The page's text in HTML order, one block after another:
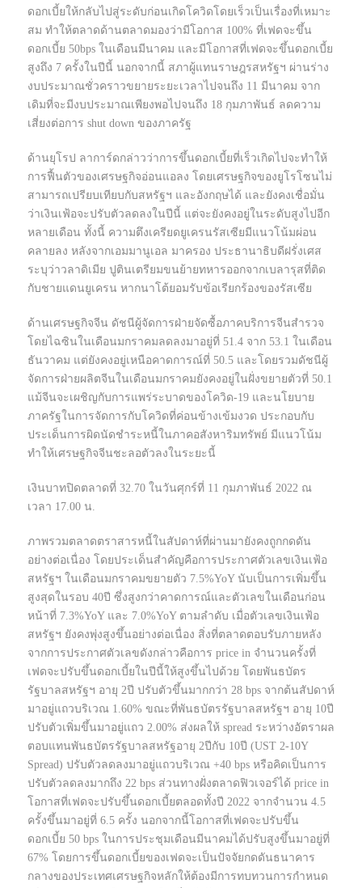
ดอกเบี้ยให้กลับไปสู่ระดับก่อนเกิดโควิดโดยเร็วเป็นเรื่องที่เหมาะ
สม ทำให้ตลาดด้านตลาดมองว่ามีโอกาส 100% ที่เฟดจะขึ้น
ดอกเบี้ย 50bps ในเดือนมีนาคม และมีโอกาสที่เฟดจะขึ้นดอกเบี้ย
สูงถึง 7 ครั้งในปีนี้ นอกจากนี้ สภาผู้แทนราษฎรสหรัฐฯ ผ่านร่าง
งบประมาณชั่วคราวขยายระยะเวลาไปจนถึง 11 มีนาคม จาก
เดิมที่จะมีงบประมาณเพียงพอไปจนถึง 18 กุมภาพันธ์ ลดความ
เสี่ยงต่อการ shut down ของภาครัฐ
ด้านยุโรป ลาการ์ดกล่าวว่าการขึ้นดอกเบี้ยที่เร็วเกิดไปจะทำให้
การฟื้นตัวของเศรษฐกิจอ่อนแอลง โดยเศรษฐกิจของยูโรโซนไม่
สามารถเปรียบเทียบกับสหรัฐฯ และอังกฤษได้ และยังคงเชื่อมั่น
ว่าเงินเฟ้อจะปรับตัวลดลงในปีนี้ แต่จะยังคงอยู่ในระดับสูงไปอีก
หลายเดือน ทั้งนี้ ความตึงเครียดยูเครนรัสเซียมีแนวโน้มผ่อน
คลายลง หลังจากเอมมานูเอล มาครอง ประธานาธิบดีฝรั่งเศส
ระบุว่าวลาดิเมีย ปูตินเตรียมขนย้ายทหารออกจากเบลารุสที่ติด
กับชายแดนยูเครน หากนาโต้ยอมรับข้อเรียกร้องของรัสเซีย
ด้านเศรษฐกิจจีน ดัชนีผู้จัดการฝ่ายจัดซื้อภาคบริการจีนสำรวจ
โดยไฉซินในเดือนมกราคมลดลงมาอยู่ที่ 51.4 จาก 53.1 ในเดือน
ธันวาคม แต่ยังคงอยู่เหนือคาดการณ์ที่ 50.5 และโดยรวมดัชนีผู้
จัดการฝ่ายผลิตจีนในเดือนมกราคมยังคงอยู่ในฝั่งขยายตัวที่ 50.1
แม้จีนจะเผชิญกับการแพร่ระบาดของโควิด-19 และนโยบาย
ภาครัฐในการจัดการกับโควิดที่ค่อนข้างเข้มงวด ประกอบกับ
ประเด็นการผิดนัดชำระหนี้ในภาคอสังหาริมทรัพย์ มีแนวโน้ม
ทำให้เศรษฐกิจจีนชะลอตัวลงในระยะนี้
เงินบาทปิดตลาดที่ 32.70 ในวันศุกร์ที่ 11 กุมภาพันธ์ 2022 ณ
เวลา 17.00 น.
ภาพรวมตลาดตราสารหนี้ในสัปดาห์ที่ผ่านมายังคงถูกกดดัน
อย่างต่อเนื่อง โดยประเด็นสำคัญคือการประกาศตัวเลขเงินเฟ้อ
สหรัฐฯ ในเดือนมกราคมขยายตัว 7.5%YoY นับเป็นการเพิ่มขึ้น
สูงสุดในรอบ 40ปี ซึ่งสูงกว่าคาดการณ์และตัวเลขในเดือนก่อน
หน้าที่ 7.3%YoY และ 7.0%YoY ตามลำดับ เมื่อตัวเลขเงินเฟ้อ
สหรัฐฯ ยังคงพุ่งสูงขึ้นอย่างต่อเนื่อง สิ่งที่ตลาดตอบรับภายหลัง
จากการประกาศตัวเลขดังกล่าวคือการ price in จำนวนครั้งที่
เฟดจะปรับขึ้นดอกเบี้ยในปีนี้ให้สูงขึ้นไปด้วย โดยพันธบัตร
รัฐบาลสหรัฐฯ อายุ 2ปี ปรับตัวขึ้นมากกว่า 28 bps จากต้นสัปดาห์
มาอยู่แถวบริเวณ 1.60% ขณะที่พันธบัตรรัฐบาลสหรัฐฯ อายุ 10ปี
ปรับตัวเพิ่มขึ้นมาอยู่แถว 2.00% ส่งผลให้ spread ระหว่างอัตราผล
ตอบแทนพันธบัตรรัฐบาลสหรัฐอายุ 2ปีกับ 10ปี (UST 2-10Y
Spread) ปรับตัวลดลงมาอยู่แถวบริเวณ +40 bps หรือคิดเป็นการ
ปรับตัวลดลงมากถึง 22 bps ส่วนทางฝั่งตลาดฟิวเจอร์ได้ price in
โอกาสที่เฟดจะปรับขึ้นดอกเบี้ยตลอดทั้งปี 2022 จากจำนวน 4.5
ครั้งขึ้นมาอยู่ที่ 6.5 ครั้ง นอกจากนี้โอกาสที่เฟดจะปรับขึ้น
ดอกเบี้ย 50 bps ในการประชุมเดือนมีนาคมได้ปรับสูงขึ้นมาอยู่ที่
67% โดยการขึ้นดอกเบี้ยของเฟดจะเป็นปัจจัยกดดันธนาคาร
กลางของประเทศเศรษฐกิจหลักให้ต้องมีการทบทวนการกำหนด